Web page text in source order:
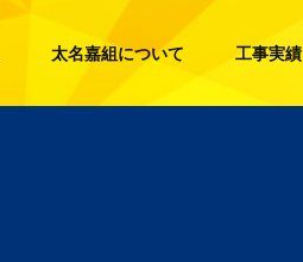
太名嘉組について 工事実績